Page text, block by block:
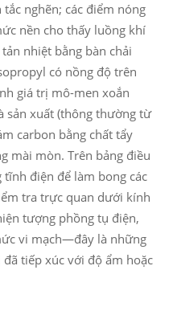
nghẽn; các điểm nóng
nền cho thấy luồng khí
nhiệt bằng bàn chải
có nồng độ trên
giá trị mô-men xoắn
sản xuất (thông thường từ
carbon bằng chất tẩy
mài mòn. Trên bảng điều
điện để làm bong các
tra trực quan dưới kính
tượng phồng tụ điện,
vi mạch—đây là những
tiếp xúc với độ ẩm hoặc